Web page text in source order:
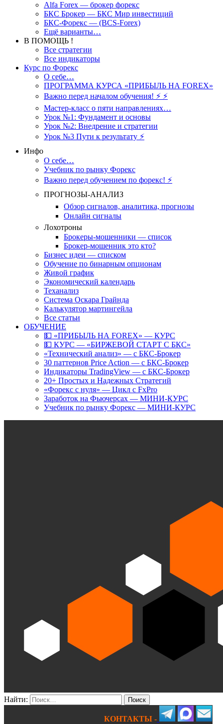
Alfa Forex — брокер форекс
БКС Брокер — БКС Мир инвестиций
БКС-Форекс — (BCS-Forex)
Ещё варианты…
В ПОМОЩЬ !
Все стратегии
Все индикаторы
Курс по Форекс
О себе…
ПРОГРАММА КУРСА «ПРИБЫЛЬ НА FOREX»
Важно перед началом обучения! ⚡ ⚡
Мастер-класс о пяти направлениях…
Урок №1: Фундамент и основы
Урок №2: Внедрение и стратегии
Урок №3 Пути к результату ⚡️
Инфо
О себе…
Учебник по рынку Форекс
Важно перед обучением по форекс! ⚡
ПРОГНОЗЫ-АНАЛИЗ
Обзор сигналов, аналитика, прогнозы
Онлайн сигналы
Лохотроны
Брокеры-мошенники — список
Брокер-мошенник это кто?
Бизнес идеи — списком
Обучение по бинарным опционам
Живой график
Экономический календарь
Теханализ
Система Оскара Грайнда
Калькулятор мартингейла
Все статьи
ОБУЧЕНИЕ
💵 «ПРИБЫЛЬ НА FOREX» — КУРС
💵 КУРС — «БИРЖЕВОЙ СТАРТ С БКС»
«Технический анализ» — с БКС-Брокер
30 паттернов Price Action — с БКС-Брокер
Индикаторы TradingView — с БКС-Брокер
20+ Простых и Надежных Стратегий
«Форекс с нуля» — Цикл с FxPro
Заработок на Фьючерсах — МИНИ-КУРС
Учебник по рынку Форекс — МИНИ-КУРС
Найти:
КОНТАКТЫ -